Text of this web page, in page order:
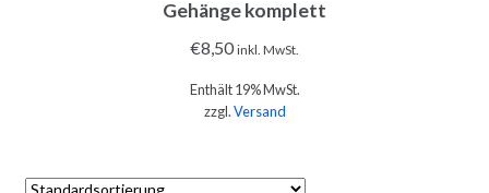
Gehänge komplett
€8,50 inkl. MwSt.
Enthält 19% MwSt.
zzgl.Versand